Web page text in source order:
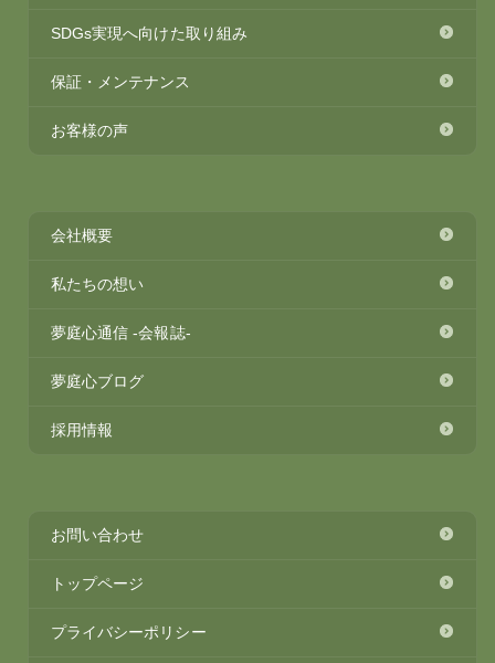
SDGs実現へ向けた取り組み
保証・メンテナンス
お客様の声
会社概要
私たちの想い
夢庭心通信 -会報誌-
夢庭心ブログ
採用情報
お問い合わせ
トップページ
プライバシーポリシー